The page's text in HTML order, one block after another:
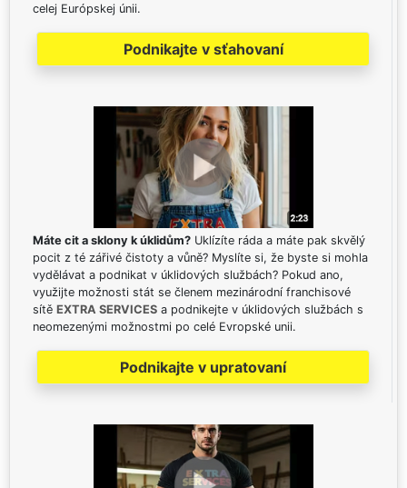
celej Európskej únii.
Podnikajte v sťahovaní
Máte cit a sklony k úklidům? Uklízíte ráda a máte pak skvělý
pocit z té zářivé čistoty a vůně? Myslíte si, že byste si mohla
vydělávat a podnikat v úklidových službách? Pokud ano,
využijte možnosti stát se členem mezinárodní franchisové
sítě EXTRA SERVICES a podnikejte v úklidových službách s
neomezenými možnostmi po celé Evropské unii.
Podnikajte v upratovaní